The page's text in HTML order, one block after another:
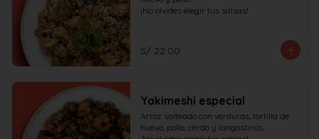
¡No olvides elegir tus salsas!
S/ 22.00
Yakimeshi especial
Arroz salteado con verduras, tortilla de
huevo, pollo, cerdo y langostinos.